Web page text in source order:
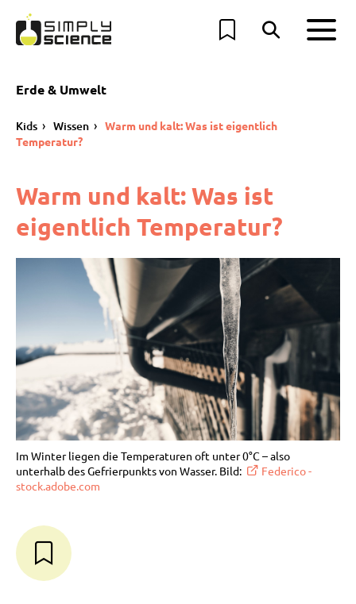
Erde & Umwelt
Kids Wissen
Warm und kalt: Was ist eigentlich
Temperatur?
Warm und kalt: Was ist
eigentlich Temperatur?
Im Winter liegen die Temperaturen oft unter 0°C – also
unterhalb des Gefrierpunkts von Wasser. Bild:
Federico -
stock.adobe.com